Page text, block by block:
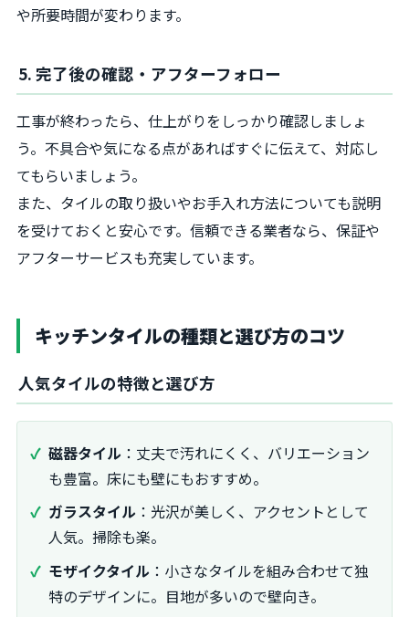
や所要時間が変わります。
5. 完了後の確認・アフターフォロー
工事が終わったら、仕上がりをしっかり確認しましょ
う。不具合や気になる点があればすぐに伝えて、対応し
てもらいましょう。
また、タイルの取り扱いやお手入れ方法についても説明
を受けておくと安心です。信頼できる業者なら、保証や
アフターサービスも充実しています。
キッチンタイルの種類と選び方のコツ
人気タイルの特徴と選び方
磁器タイル ：丈夫で汚れにくく、バリエーション
も豊富。床にも壁にもおすすめ。
ガラスタイル ：光沢が美しく、アクセントとして
人気。掃除も楽。
モザイクタイル ：小さなタイルを組み合わせて独
特のデザインに。目地が多いので壁向き。